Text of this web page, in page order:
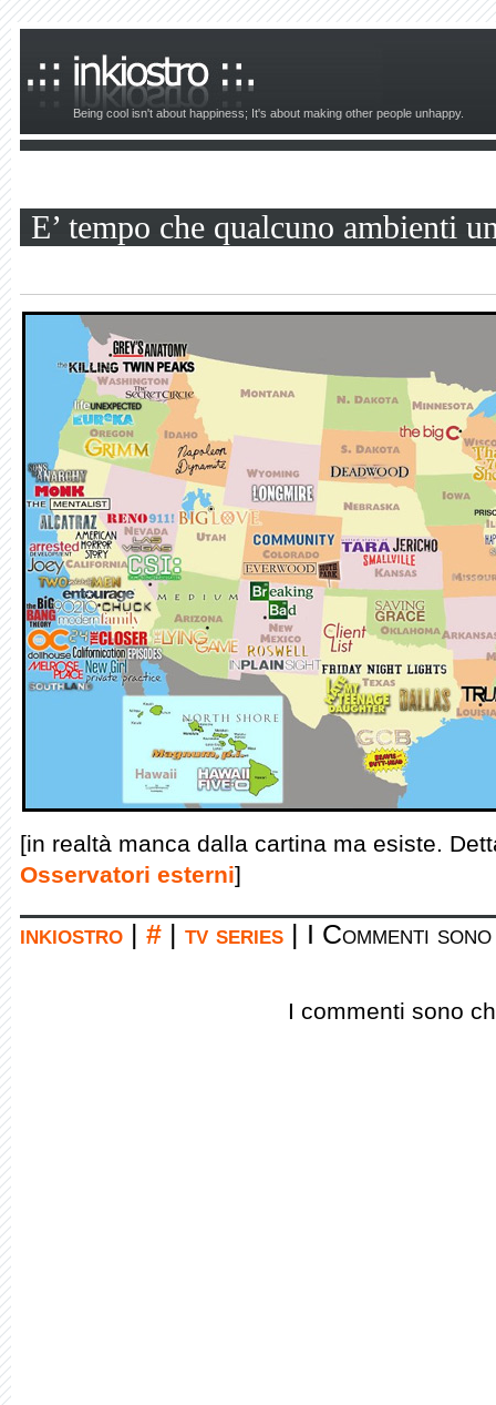
Being cool isn't about happiness; It's about making other people unhappy.
E’ tempo che qualcuno ambienti
[in realtà manca dalla cartina ma esiste.
Osservatori esterni]
inkiostro # tv series I Commenti
I commenti sono